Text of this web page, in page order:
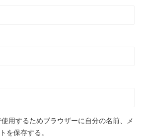
用するためブラウザーに自分の名前、メ
を保存する。